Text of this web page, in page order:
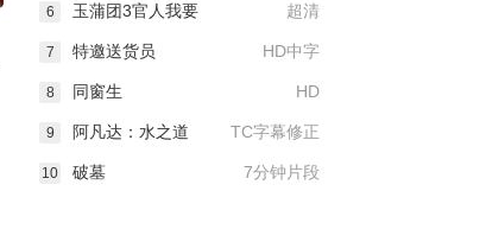
超清
6 玉蒲团3官人我要
HD中字
7 特邀送货员
HD
8 同窗生
TC字幕修正
9 阿凡达：水之道
7分钟片段
10 破墓